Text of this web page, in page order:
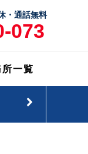
・通話無料
073
一覧